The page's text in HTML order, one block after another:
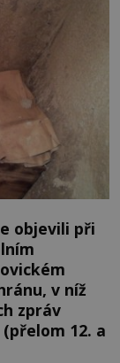
objevili při
v níž
zpráv
12. a